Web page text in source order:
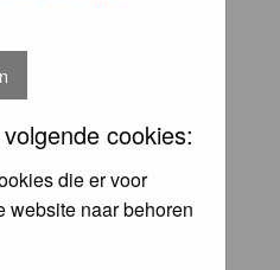
cookies:
die er voor
website naar behoren